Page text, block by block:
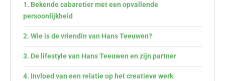
Bekende cabaretier met een opvallende
persoonlijkheid
Wie is de vriendin van Hans Teeuwen?
De lifestyle van Hans Teeuwen en zijn partner
Invloed van een relatie op het creatieve werk